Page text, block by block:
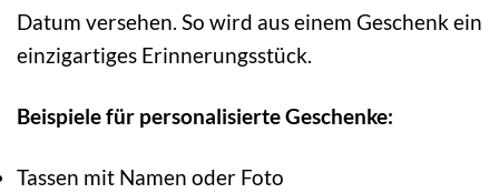
Datum versehen. So wird aus einem Geschenk ein
einzigartiges Erinnerungsstück.
Beispiele für personalisierte Geschenke:
Tassen mit Namen oder Foto